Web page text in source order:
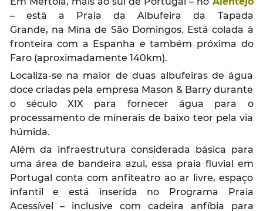
– está a Praia da Albufeira da Tapada
Grande, na Mina de São Domingos. Está colada à
fronteira com a Espanha e também próxima do
Faro (aproximadamente 140km).
Localiza-se na maior de duas albufeiras de água
doce criadas pela empresa Mason & Barry durante
o século XIX para fornecer água para o
processamento de minerais de baixo teor pela via
húmida.
Além da infraestrutura considerada básica para
uma área de bandeira azul, essa praia fluvial em
Portugal conta com anfiteatro ao ar livre, espaço
infantil e está inserida no Programa Praia
Acessível – inclusive com cadeira anfíbia para